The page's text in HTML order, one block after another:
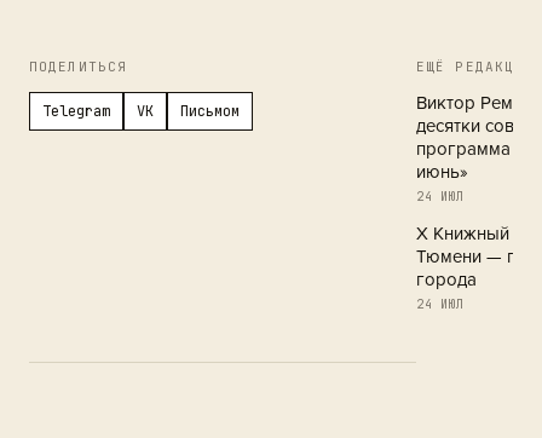
ПОДЕЛИТЬСЯ
Telegram VK Письмом
ЕЩЁ РЕДАКЦИЯ
Виктор
десятки
программа
июнь»
24 ИЮЛ
X Книжный
Тюмени —
города
24 ИЮЛ